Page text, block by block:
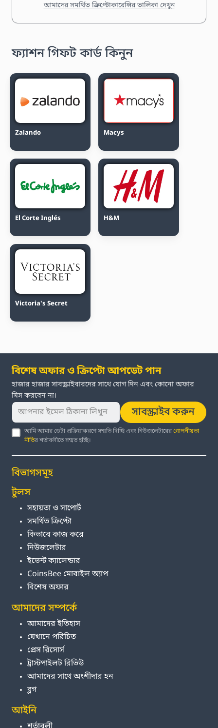
আমাদের সমর্থিত ক্রিপ্টোকারেন্সির তালিকা দেখুন
ফ্যাশন গিফট কার্ড কিনুন
Zalando Macys
El Corte Inglés H&M
Victoria's Secret
বিশেষ অফার ও ক্রিপ্টো আপডেট পান
হাজার হাজার সাবস্ক্রাইবারদের সাথে যোগ দিন এবং কোনো অফার
মিস করবেন না।
সাবস্ক্রাইব করুন
আমি আমার ডেটা প্রক্রিয়াকরণে সম্মতি দিচ্ছি এবং নিউজলেটারেরগোপনীয়তা
নীতির শর্তাবলীতে সম্মত হচ্ছি।
বিভাগসমূহ
টুলস
সহায়তা ও সাপোর্ট
সমর্থিত ক্রিপ্টো
কিভাবে কাজ করে
নিউজলেটার
ইভেন্ট ক্যালেন্ডার
CoinsBee মোবাইল অ্যাপ
বিশেষ অফার
আমাদের সম্পর্কে
আমাদের ইতিহাস
যেখানে পরিচিত
প্রেস রিসোর্স
ট্রাস্টপাইলট রিভিউ
আমাদের সাথে অংশীদার হন
ব্লগ
আইনি